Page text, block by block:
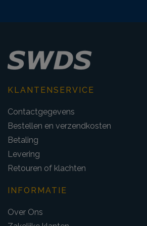
KLANTENSERVICE
Contactgegevens
Bestellen en verzendkosten
Betaling
Levering
Retouren of klachten
INFORMATIE
Over Ons